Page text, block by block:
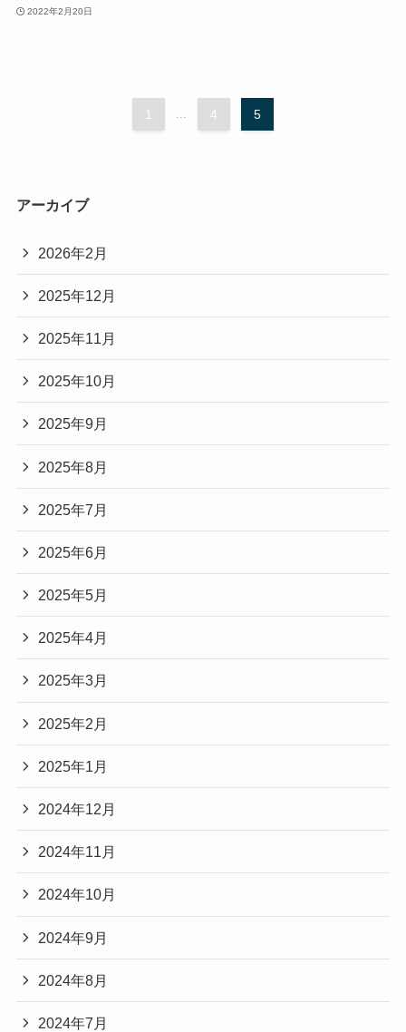
2022年2月20日
1 4 5
アーカイブ
2026年2月
2025年12月
2025年11月
2025年10月
2025年9月
2025年8月
2025年7月
2025年6月
2025年5月
2025年4月
2025年3月
2025年2月
2025年1月
2024年12月
2024年11月
2024年10月
2024年9月
2024年8月
2024年7月